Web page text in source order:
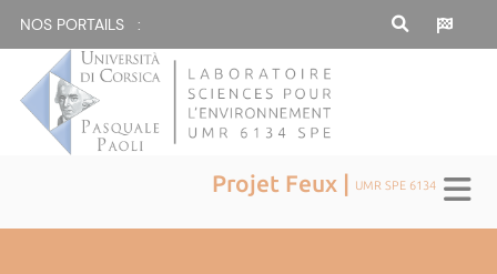
NOS PORTAILS :
Projet Feux | UMR SPE 6134